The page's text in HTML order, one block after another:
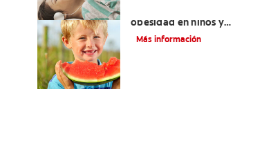
obesidad en niños y
adolescentes
Más información